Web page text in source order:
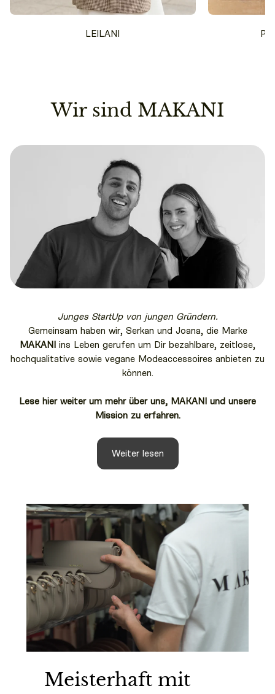
LEILANI
Wir sind MAKANI
Junges StartUp von jungen Gründern.
Gemeinsam haben wir, Serkan und Joana, die Marke
MAKANI
ins Leben gerufen um Dir bezahlbare, zeitlose,
hochqualitative sowie vegane Modeaccessoires anbieten zu
können.
Lese hier weiter um mehr über uns, MAKANI und unsere
Mission zu erfahren.
Weiter lesen
Meisterhaft mit